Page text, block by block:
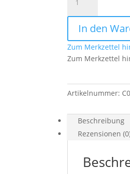
Snugpak,
"Sleeper
Extreme",
oliv
Menge
In den
Zum Merkzettel
Zum Merkzettel
Artikelnummer:
Beschreibung
Rezensionen